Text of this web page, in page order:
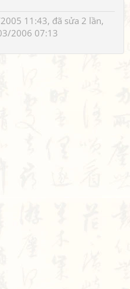
11:43, đã sửa 2 lần,
2006 07:13